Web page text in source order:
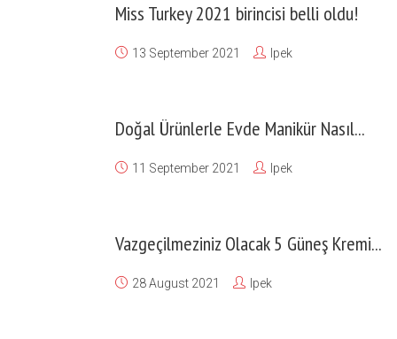
Miss Turkey 2021 birincisi belli oldu!
13 September 2021 Ipek
Doğal Ürünlerle Evde Manikür Nasıl...
11 September 2021 Ipek
Vazgeçilmeziniz Olacak 5 Güneş Kremi...
28 August 2021 Ipek